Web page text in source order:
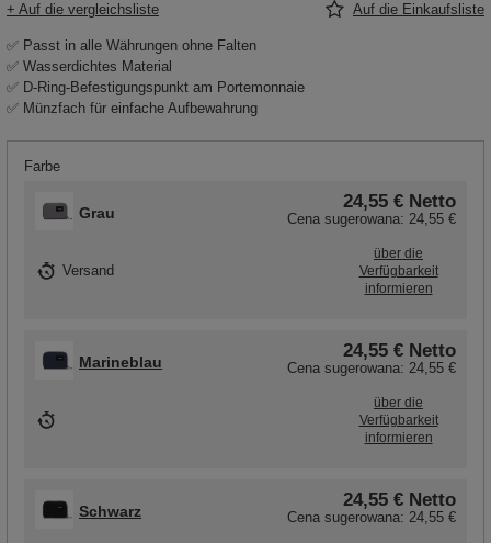
+ Auf die vergleichsliste Auf die Einkaufsliste
✅ Passt in alle Währungen ohne Falten
✅ Wasserdichtes Material
✅ D-Ring-Befestigungspunkt am Portemonnaie
✅ Münzfach für einfache Aufbewahrung
Farbe
Marineblau
24,55 € Netto
Cena sugerowana: 24,55 €
über die
Verfügbarkeit
informieren
Schwarz
24,55 € Netto
Cena sugerowana: 24,55 €
Grau
24,55 € Netto
Cena sugerowana: 24,55 €
Versand
über die
Verfügbarkeit
informieren